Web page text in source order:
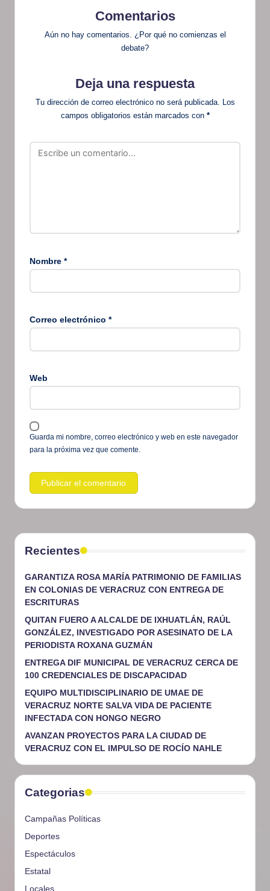
Comentarios
Aún no hay comentarios. ¿Por qué no comienzas el
debate?
Deja una respuesta
Tu dirección de correo electrónico no será publicada. Los
campos obligatorios están marcados con *
Nombre *
Correo electrónico *
Web
Guarda mi nombre, correo electrónico y web en este navegador
para la próxima vez que comente.
Recientes
GARANTIZA ROSA MARÍA PATRIMONIO DE FAMILIAS
EN COLONIAS DE VERACRUZ CON ENTREGA DE
ESCRITURAS
QUITAN FUERO A ALCALDE DE IXHUATLÁN, RAÚL
GONZÁLEZ, INVESTIGADO POR ASESINATO DE LA
PERIODISTA ROXANA GUZMÁN
ENTREGA DIF MUNICIPAL DE VERACRUZ CERCA DE
100 CREDENCIALES DE DISCAPACIDAD
EQUIPO MULTIDISCIPLINARIO DE UMAE DE
VERACRUZ NORTE SALVA VIDA DE PACIENTE
INFECTADA CON HONGO NEGRO
AVANZAN PROYECTOS PARA LA CIUDAD DE
VERACRUZ CON EL IMPULSO DE ROCÍO NAHLE
Categorias
Campañas Políticas
Deportes
Espectáculos
Estatal
Locales